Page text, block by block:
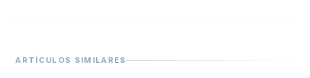
ARTÍCULOS SIMILARES